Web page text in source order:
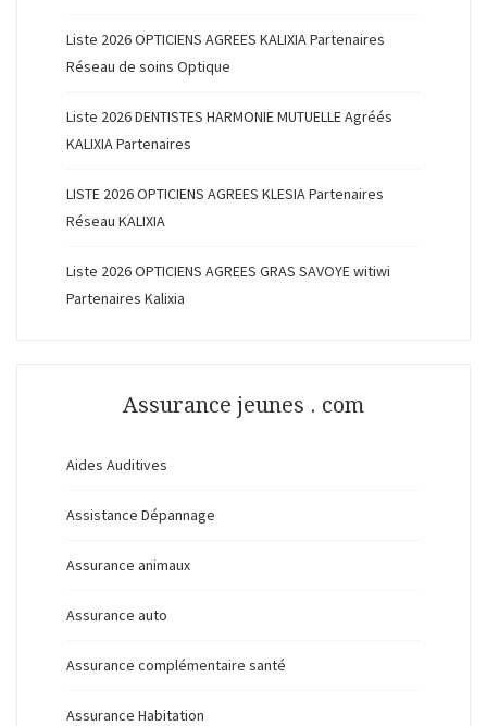
Liste 2026 OPTICIENS AGREES KALIXIA Partenaires
Réseau de soins Optique
Liste 2026 DENTISTES HARMONIE MUTUELLE Agréés
KALIXIA Partenaires
LISTE 2026 OPTICIENS AGREES KLESIA Partenaires
Réseau KALIXIA
Liste 2026 OPTICIENS AGREES GRAS SAVOYE witiwi
Partenaires Kalixia
Assurance jeunes . com
Aides Auditives
Assistance Dépannage
Assurance animaux
Assurance auto
Assurance complémentaire santé
Assurance Habitation